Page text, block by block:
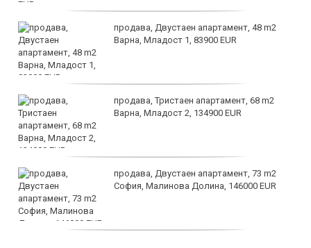
продава, Двустаен апартамент, 48 m2
Варна, Младост 1, 83900 EUR
продава, Тристаен апартамент, 68 m2
Варна, Младост 2, 134900 EUR
продава, Двустаен апартамент, 73 m2
София, Малинова Долина, 146000 EUR